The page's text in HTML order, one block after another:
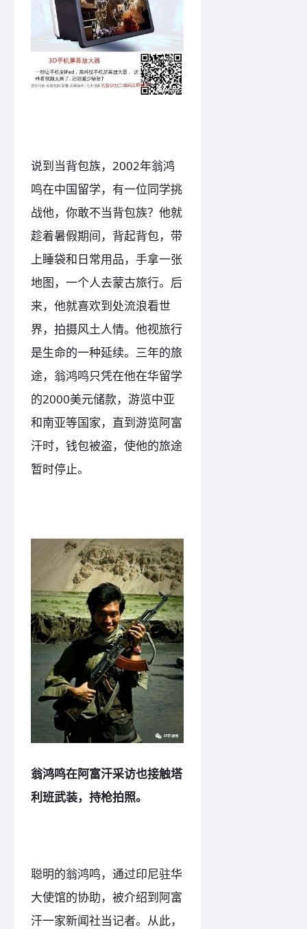
说到当背包族，2002年翁鸿
鸣在中国留学，有一位同学挑
战他，你敢不当背包族？他就
趁着暑假期间，背起背包，带
上睡袋和日常用品，手拿一张
地图，一个人去蒙古旅行。后
来，他就喜欢到处流浪看世
界，拍摄风土人情。他视旅行
是生命的一种延续。三年的旅
途，翁鸿鸣只凭在他在华留学
的2000美元储款，游览中亚
和南亚等国家，直到游览阿富
汗时，钱包被盗，使他的旅途
暂时停止。
翁鸿鸣在阿富汗采访也接触塔
利班武装，持枪拍照。
聪明的翁鸿鸣，通过印尼驻华
大使馆的协助，被介绍到阿富
汗一家新闻社当记者。从此，